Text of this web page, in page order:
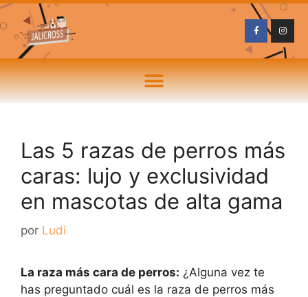
Las 5 razas de perros más
caras: lujo y exclusividad
en mascotas de alta gama
por Ludi
La raza más cara de perros: ¿Alguna vez te
has preguntado cuál es la raza de perros más